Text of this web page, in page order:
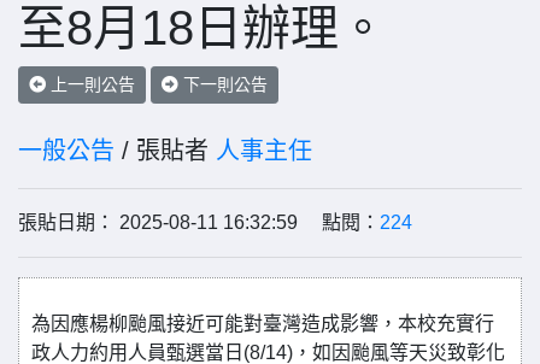
至8月18日辦理。
上一則公告 下一則公告
一般公告 / 張貼者 人事主任
張貼日期： 2025-08-11 16:32:59 點閱： 224
為因應楊柳颱風接近可能對臺灣造成影響，本校充實行
政人力約用人員甄選當日(8/14)，如因颱風等天災致彰化